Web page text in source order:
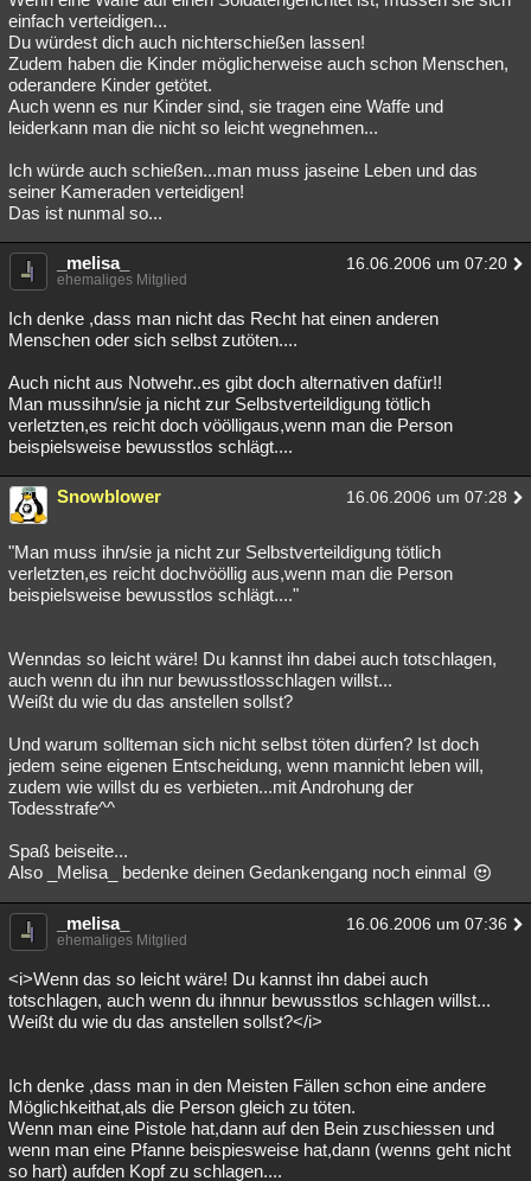
einfach verteidigen...
Du würdest dich auch nichterschießen lassen!
Zudem haben die Kinder möglicherweise auch schon Menschen,
oderandere Kinder getötet.
Auch wenn es nur Kinder sind, sie tragen eine Waffe und
leiderkann man die nicht so leicht wegnehmen...
Ich würde auch schießen...man muss jaseine Leben und das
seiner Kameraden verteidigen!
Das ist nunmal so...
_melisa_ 16.06.2006 um 07:20
ehemaliges Mitglied
Ich denke ,dass man nicht das Recht hat einen anderen
Menschen oder sich selbst zutöten....
Auch nicht aus Notwehr..es gibt doch alternativen dafür!!
Man mussihn/sie ja nicht zur Selbstverteildigung tötlich
verletzten,es reicht doch vöölligaus,wenn man die Person
beispielsweise bewusstlos schlägt....
Snowblower 16.06.2006 um 07:28
"Man muss ihn/sie ja nicht zur Selbstverteildigung tötlich
verletzten,es reicht dochvööllig aus,wenn man die Person
beispielsweise bewusstlos schlägt...."
Wenndas so leicht wäre! Du kannst ihn dabei auch totschlagen,
auch wenn du ihn nur bewusstlosschlagen willst...
Weißt du wie du das anstellen sollst?
Und warum sollteman sich nicht selbst töten dürfen? Ist doch
jedem seine eigenen Entscheidung, wenn mannicht leben will,
zudem wie willst du es verbieten...mit Androhung der
Todesstrafe^^
Spaß beiseite...
Also _Melisa_ bedenke deinen Gedankengang noch einmal
_melisa_ 16.06.2006 um 07:36
ehemaliges Mitglied
<i>Wenn das so leicht wäre! Du kannst ihn dabei auch
totschlagen, auch wenn du ihnnur bewusstlos schlagen willst...
Weißt du wie du das anstellen sollst?</i>
Ich denke ,dass man in den Meisten Fällen schon eine andere
Möglichkeithat,als die Person gleich zu töten.
Wenn man eine Pistole hat,dann auf den Bein zuschiessen und
wenn man eine Pfanne beispiesweise hat,dann (wenns geht nicht
so hart) aufden Kopf zu schlagen....